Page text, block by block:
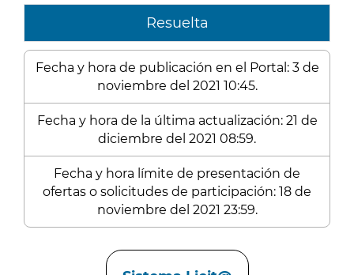
Resuelta
Fecha y hora de publicación en el Portal: 3 de
noviembre del 2021 10:45.
Fecha y hora de la última actualización: 21 de
diciembre del 2021 08:59.
Fecha y hora límite de presentación de
ofertas o solicitudes de participación: 18 de
noviembre del 2021 23:59.